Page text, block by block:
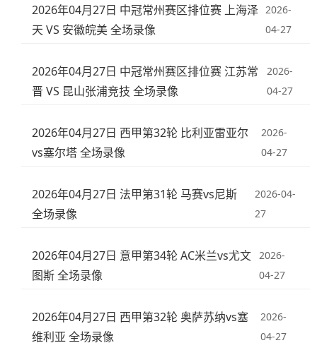
2026年04月27日 中冠常州赛区排位赛 上海泽
天 VS 安徽皖美 全场录像
2026-
04-27
2026年04月27日 中冠常州赛区排位赛 江苏常
晋 VS 昆山张浦竞技 全场录像
2026-
04-27
2026年04月27日 西甲第32轮 比利亚雷亚尔
vs塞尔塔 全场录像
2026-
04-27
2026年04月27日 法甲第31轮 马赛vs尼斯
全场录像
2026-04-
27
2026年04月27日 意甲第34轮 AC米兰vs尤文
图斯 全场录像
2026-
04-27
2026年04月27日 西甲第32轮 奥萨苏纳vs塞
维利亚 全场录像
2026-
04-27